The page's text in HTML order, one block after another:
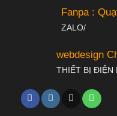
Fanpa :
ZALO/
webdesign
THIẾT BỊ ĐIỆN